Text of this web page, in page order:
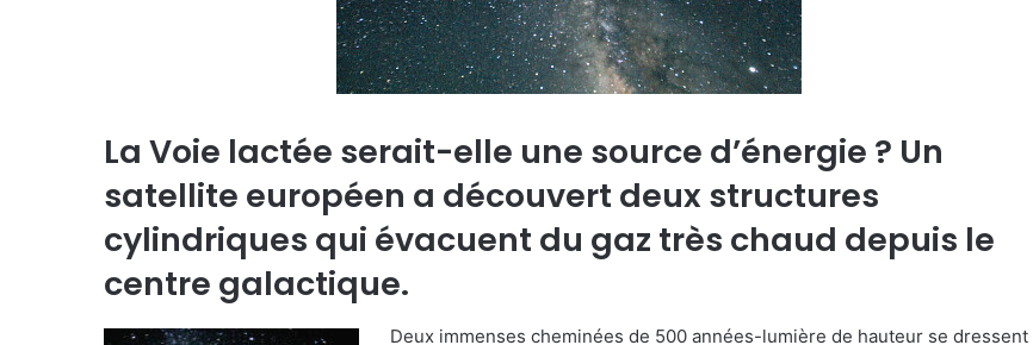
La Voie lactée serait-elle une source d’énergie ? Un
satellite européen a découvert deux structures
cylindriques qui évacuent du gaz très chaud depuis le
centre galactique.
Deux immenses cheminées de 500 années-lumière de hauteur se dressent